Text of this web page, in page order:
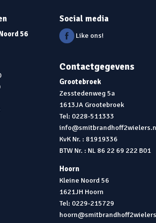
56
Social media
Like ons!
Contactgegevens
Grootebroek
Zesstedenweg 5a
1613JA Grootebroek
Tel: 0228-511333
KvK Nr. : 81919336
BTW Nr. : NL 86 22 69 222 B01
Hoorn
Kleine Noord 56
1621JH Hoorn
Tel: 0229-215729